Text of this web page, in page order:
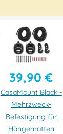
39,90 €
CasaMount Black -
Mehrzweck-
Befestigung für
Hängematten